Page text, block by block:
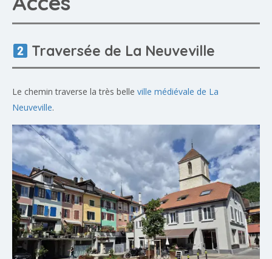
Traversée de La Neuveville
Le chemin traverse la très belle ville médiévale de La
Neuveville.